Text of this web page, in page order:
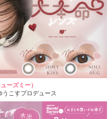
ーズミー）
うこすプロデュース